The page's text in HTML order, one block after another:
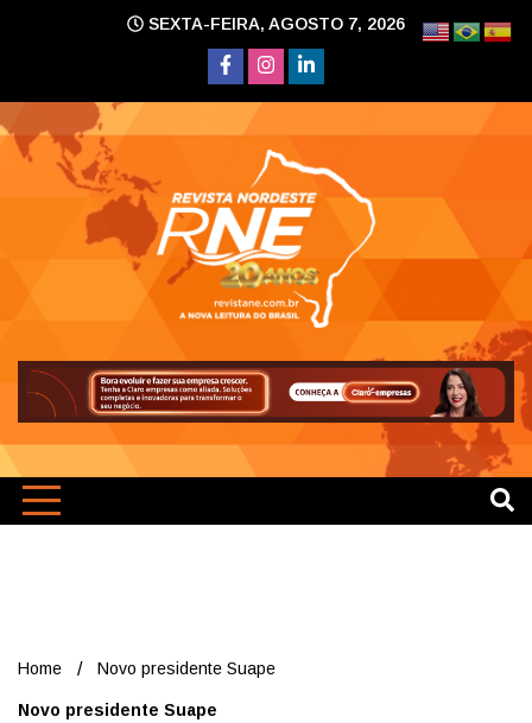
SEXTA-FEIRA, AGOSTO 7, 2026
Home Novo presidente Suape
Novo presidente Suape